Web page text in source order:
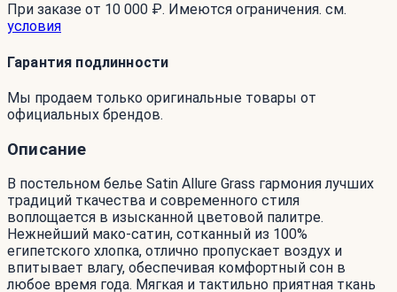
При заказе от 10 000 ₽. Имеются ограничения. см.
условия
Гарантия подлинности
Мы продаем только оригинальные товары от
официальных брендов.
Описание
В постельном белье Satin Allure Grass гармония лучших
традиций ткачества и современного стиля
воплощается в изысканной цветовой палитре.
Нежнейший мако-сатин, сотканный из 100%
египетского хлопка, отлично пропускает воздух и
впитывает влагу, обеспечивая комфортный сон в
любое время года. Мягкая и тактильно приятная ткань